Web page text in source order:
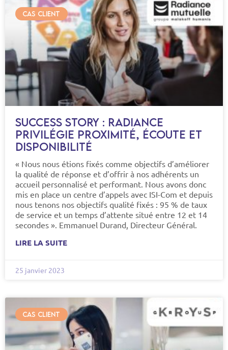
CAS CLIENT
Success story : Radiance
privilégie proximité, écoute et
disponibilité
« Nous nous étions fixés comme objectifs d’améliorer
la qualité de réponse et d’offrir à nos adhérents un
accueil personnalisé et performant. Nous avons donc
mis en place un centre d’appels avec ISI-Com et depuis
nous tenons nos objectifs qualité fixés : 95 % de taux
de service et un temps d’attente situé entre 12 et 14
secondes ». Emmanuel Durand, Directeur Général.
LIRE LA SUITE
25 janvier 2023
CAS CLIENT